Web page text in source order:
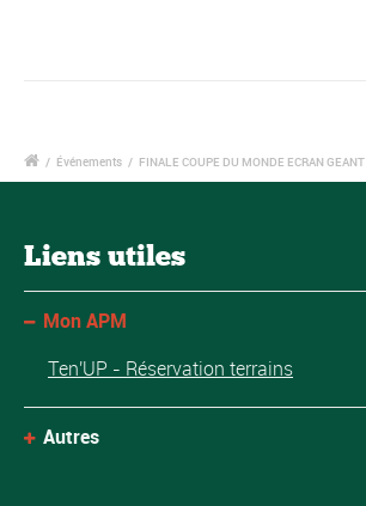
/ Événements / FINALE COUPE DU MONDE ECRAN GEANT
Liens utiles
Mon APM
Ten'UP - Réservation terrains
Autres